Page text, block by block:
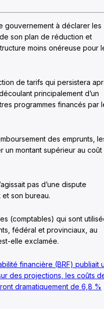
gouvernement à déclarer les
son plan de réduction et
moins onéreuse pour
de tarifs qui persistera
principalement d’un
programmes financés par
des emprunts,
un montant supérieur au coût
pas d’une dispute
son bureau.
(comptables) qui sont
fédéral et provinciaux, au
elle exclamée.
financière (BRF) publiait
des projections, les coûts
dramatiquement de 6,8 %